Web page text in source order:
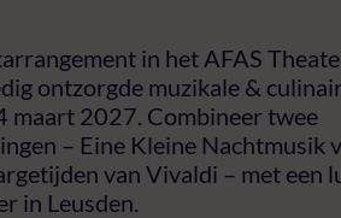
in het AFAS
ontzorgde muzikale &
maart 2027. Combineer twee
– Eine Kleine Nachtmusik
van Vivaldi – met een
in Leusden.